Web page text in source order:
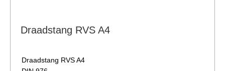
Draadstang RVS A4
Draadstang RVS A4